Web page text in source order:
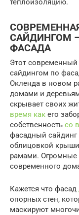
теплоизоляцию.
САЙДИНГОМ
ФАСАДА
Этот
сайдингом по
Окленда в новом
домами и
скрывает своих
время как его
собственность со
фасадный сайдинг
облицовкой
рамами. Огромные
современного
Кажется что фасад
опорных стен,
маскируют